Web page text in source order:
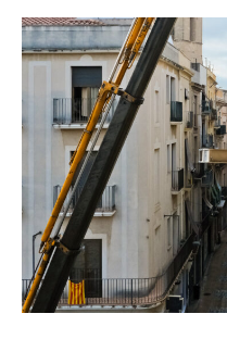
de
la
de
la
Navàs